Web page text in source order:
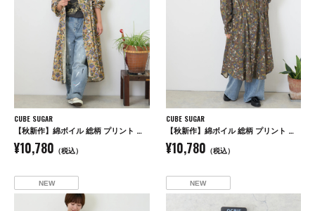
CUBE SUGAR
【秋新作】綿ボイル 総柄 プリント ドロスト シャツワンピース
¥10,780 （税込）
CUBE SUGAR
【秋新作】綿ボイル 総柄 プリント ドロスト シャツワンピース
¥10,780 （税込）
NEW NEW